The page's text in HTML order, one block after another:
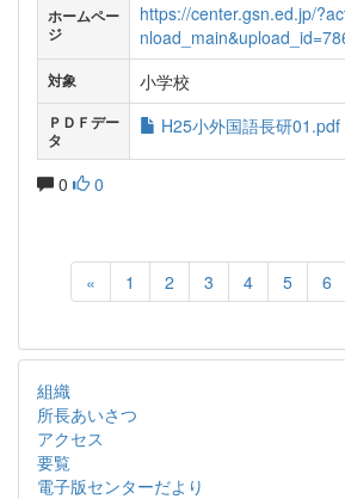
ホームペー
ジ
https://center.gsn.ed.jp/
対象 小学校
ＰＤＦデー
タ
H25小外国語長研01.pdf
0 0
« 1 2 3 4 5 6
組織
所長あいさつ
アクセス
要覧
電子版センターだより